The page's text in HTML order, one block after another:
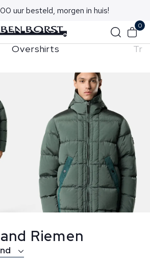
uur besteld, morgen in huis!
0
Overshirts
Riemen